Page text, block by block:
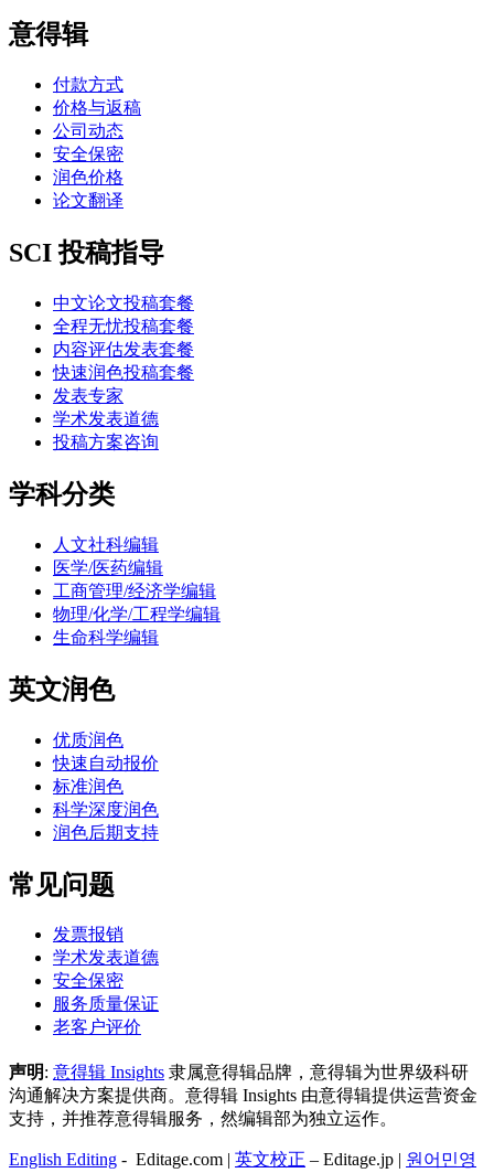
意得辑
付款方式
价格与返稿
公司动态
安全保密
润色价格
论文翻译
SCI 投稿指导
中文论文投稿套餐
全程无忧投稿套餐
内容评估发表套餐
快速润色投稿套餐
发表专家
学术发表道德
投稿方案咨询
学科分类
人文社科编辑
医学/医药编辑
工商管理/经济学编辑
物理/化学/工程学编辑
生命科学编辑
英文润色
优质润色
快速自动报价
标准润色
科学深度润色
润色后期支持
常见问题
发票报销
学术发表道德
安全保密
服务质量保证
老客户评价
声明: 意得辑 Insights 隶属意得辑品牌，意得辑为世界级科研
沟通解决方案提供商。意得辑 Insights 由意得辑提供运营资金
支持，并推荐意得辑服务，然编辑部为独立运作。
English Editing - Editage.com | 英文校正 – Editage.jp | 원어민영